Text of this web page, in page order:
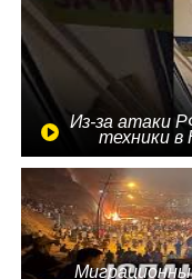
Из-за атаки
техники в